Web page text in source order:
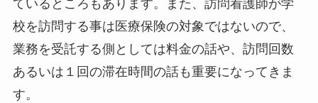
ているところもあります。また、訪問看護師が学
校を訪問する事は医療保険の対象ではないので、
業務を受託する側としては料金の話や、訪問回数
あるいは１回の滞在時間の話も重要になってきま
す。